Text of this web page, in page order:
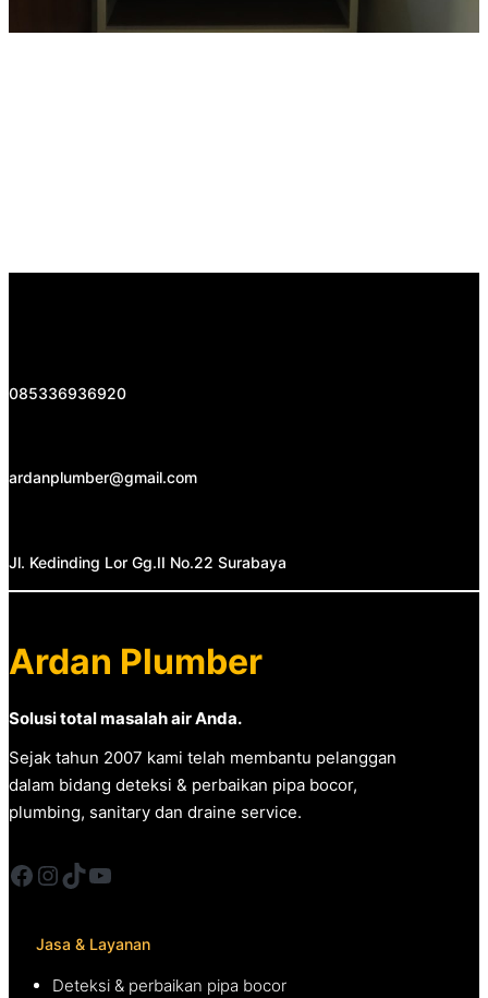
085336936920
ardanplumber@gmail.com
Jl. Kedinding Lor Gg.II No.22 Surabaya
Ardan Plumber
Solusi total masalah air Anda.
Sejak tahun 2007 kami telah membantu pelanggan
dalam bidang deteksi & perbaikan pipa bocor,
plumbing, sanitary dan draine service.
Facebook InstagramTikTok YouTube
Jasa & Layanan
Deteksi & perbaikan pipa bocor